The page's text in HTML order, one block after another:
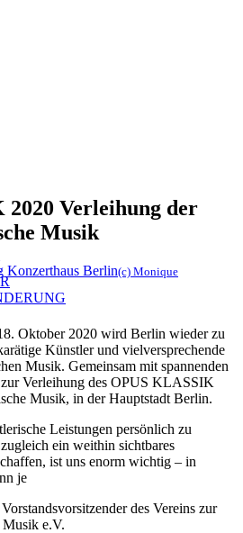
Verleihung der
Musik
(c) Monique
Oktober 2020 wird Berlin wieder zu
Künstler und vielversprechende
Musik. Gemeinsam mit spannenden
Verleihung des OPUS KLASSIK
Musik, in der Hauptstadt Berlin.
Leistungen persönlich zu
ein weithin sichtbares
ist uns enorm wichtig – in
je
des Vereins zur
Musik e.V.